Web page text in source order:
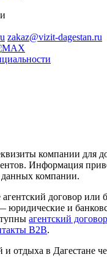
zakaz@vizit-dagestan.ru
компании для
Информация
компании.
договор или
юридические и
агентский договор
B2B.